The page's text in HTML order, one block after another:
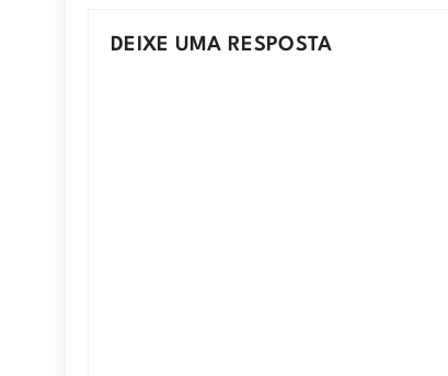
DEIXE UMA RESPOSTA